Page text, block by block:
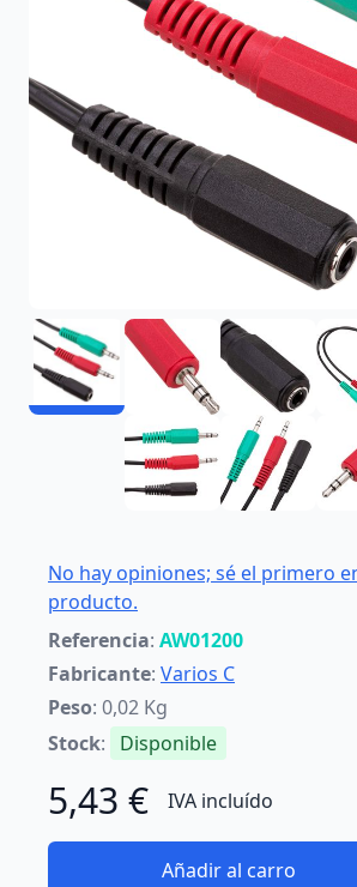
No hay opiniones; sé el primero
producto.
Referencia: AW01200
Fabricante: Varios C
Peso: 0,02 Kg
Stock: Disponible
5,43 € IVA incluído
Añadir al carro